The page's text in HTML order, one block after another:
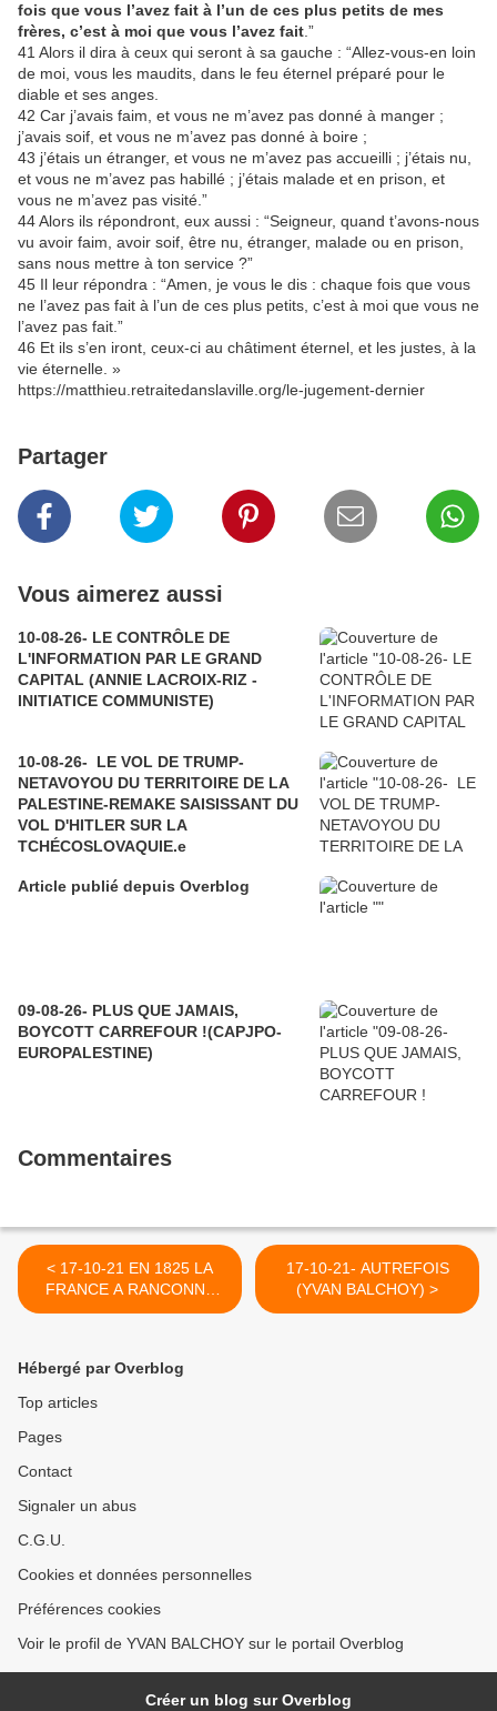
fois que vous l’avez fait à l’un de ces plus petits de mes
frères, c’est à moi que vous l’avez fait .”
41 Alors il dira à ceux qui seront à sa gauche : “Allez-vous-en loin
de moi, vous les maudits, dans le feu éternel préparé pour le
diable et ses anges.
42 Car j’avais faim, et vous ne m’avez pas donné à manger ;
j’avais soif, et vous ne m’avez pas donné à boire ;
43 j’étais un étranger, et vous ne m’avez pas accueilli ; j’étais nu,
et vous ne m’avez pas habillé ; j’étais malade et en prison, et
vous ne m’avez pas visité.”
44 Alors ils répondront, eux aussi : “Seigneur, quand t’avons-nous
vu avoir faim, avoir soif, être nu, étranger, malade ou en prison,
sans nous mettre à ton service ?”
45 Il leur répondra : “Amen, je vous le dis : chaque fois que vous
ne l’avez pas fait à l’un de ces plus petits, c’est à moi que vous ne
l’avez pas fait.”
46 Et ils s’en iront, ceux-ci au châtiment éternel, et les justes, à la
vie éternelle. »
https://matthieu.retraitedanslaville.org/le-jugement-dernier
Partager
Vous aimerez aussi
10-08-26- LE CONTRÔLE DE
L'INFORMATION PAR LE GRAND
CAPITAL (ANNIE LACROIX-RIZ -
INITIATICE COMMUNISTE)
10-08-26- LE VOL DE TRUMP-
NETAVOYOU DU TERRITOIRE DE LA
PALESTINE-REMAKE SAISISSANT DU
VOL D'HITLER SUR LA
TCHÉCOSLOVAQUIE.e
Article publié depuis Overblog
09-08-26- PLUS QUE JAMAIS,
BOYCOTT CARREFOUR !(CAPJPO-
EUROPALESTINE)
Commentaires
< 17-10-21 EN 1825 LA
FRANCE A RANCONNE
HAÏTI POUR
FRANCAIS D'ESCLAVES
17-10-21- AUTREFOIS
(YVAN BALCHOY) >
Hébergé par Overblog
Top articles
Pages
Contact
Signaler un abus
C.G.U.
Cookies et données personnelles
Préférences cookies
Voir le profil de YVAN BALCHOY sur le portail Overblog
Créer un blog sur Overblog